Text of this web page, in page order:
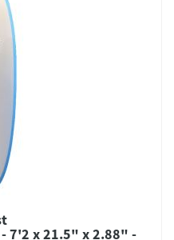
7'2 x 21.5" x 2.88" -